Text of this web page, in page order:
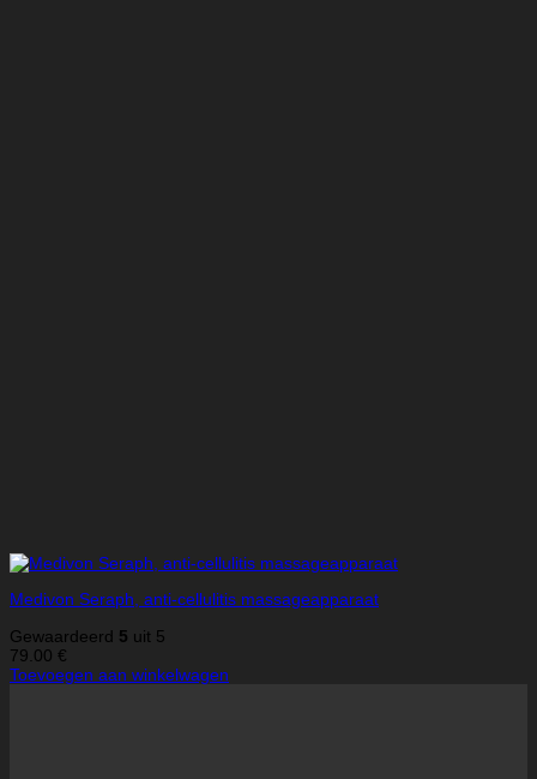
Medivon Seraph, anti-cellulitis massageapparaat
Gewaardeerd 5 uit 5
79.00 €
Toevoegen aan winkelwagen